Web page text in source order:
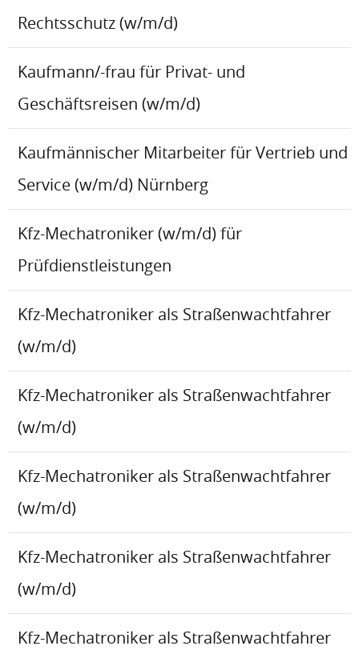
Rechtsschutz (w/m/d)
Kaufmann/-frau für Privat- und
Geschäftsreisen (w/m/d)
Kaufmännischer Mitarbeiter für Vertrieb und
Service (w/m/d) Nürnberg
Kfz-Mechatroniker (w/m/d) für
Prüfdienstleistungen
Kfz-Mechatroniker als Straßenwachtfahrer
(w/m/d)
Kfz-Mechatroniker als Straßenwachtfahrer
(w/m/d)
Kfz-Mechatroniker als Straßenwachtfahrer
(w/m/d)
Kfz-Mechatroniker als Straßenwachtfahrer
(w/m/d)
Kfz-Mechatroniker als Straßenwachtfahrer